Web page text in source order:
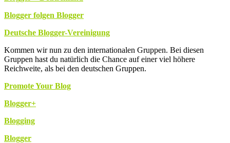
Blogger folgen Blogger
Deutsche Blogger-Vereinigung
Kommen wir nun zu den internationalen Gruppen. Bei diesen
Gruppen hast du natürlich die Chance auf einer viel höhere
Reichweite, als bei den deutschen Gruppen.
Promote Your Blog
Blogger+
Blogging
Blogger